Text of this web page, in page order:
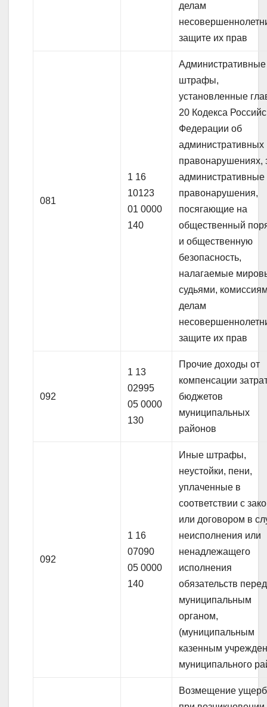
делам
защите их прав
081
1 16
10123
01 0000
140
Административные
штрафы,
установленные
20 Кодекса
Федерации об
административных
правонарушениях,
административные
правонарушения,
посягающие на
общественный
и общественную
безопасность,
налагаемые
судьями,
делам
защите их прав
092
1 13
02995
05 0000
130
Прочие доходы от
компенсации
бюджетов
муниципальных
районов
092
1 16
07090
05 0000
140
Иные штрафы,
неустойки, пени,
уплаченные в
соответствии с
или договором в
неисполнения или
ненадлежащего
исполнения
обязательств перед
муниципальным
органом,
(муниципальным
казенным
муниципального
Возмещение